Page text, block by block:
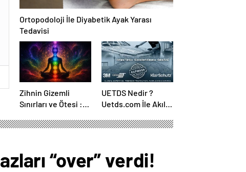
Ortopodoloji İle Diyabetik Ayak Yarası
Tedavisi
Zihnin Gizemli
Sınırları ve Ötesi :
UETDS Nedir ?
Uetds.com İle Akıllı
Yazılımı
“over” verdi!